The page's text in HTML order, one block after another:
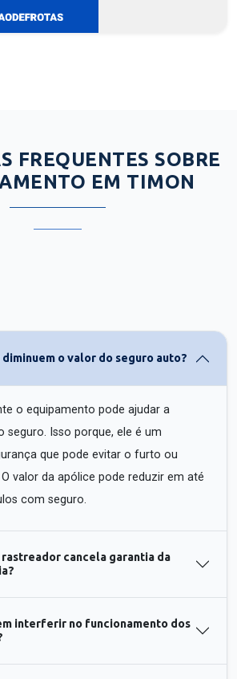
FREQUENTES SOBRE
EM TIMON
o valor do seguro auto?
o equipamento pode ajudar a
seguro. Isso porque, ele é um
que pode evitar o furto ou
valor da apólice pode reduzir em até
com seguro.
cancela garantia da
interferir no funcionamento dos